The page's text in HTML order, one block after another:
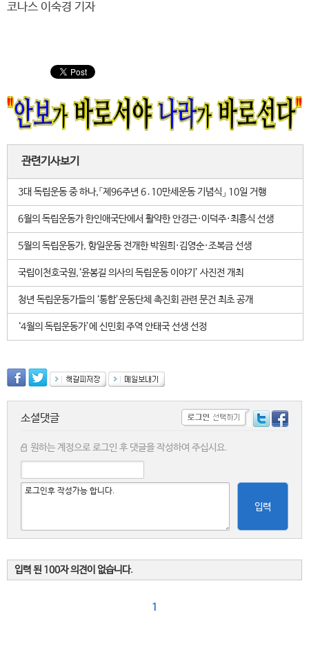
코나스 이숙경 기자
관련기사보기
3대 독립운동 중 하나,「제96주년 6․10만세운동 기념식」 10일 거행
6월의 독립운동가 한인애국단에서 활약한 안경근·이덕주·최흥식 선생
5월의 독립운동가, 항일운동 전개한 박원희·김영순·조복금 선생
국립이천호국원,‘윤봉길 의사의 독립운동 이야기’ 사진전 개최
청년 독립운동가들의 ‘통합’운동단체 촉진회 관련 문건 최초 공개
‘4월의 독립운동가’에 신민회 주역 안태국 선생 선정
소셜댓글
원하는 계정으로 로그인 후 댓글을 작성하여 주십시요.
입력
입력 된 100자 의견이 없습니다.
1